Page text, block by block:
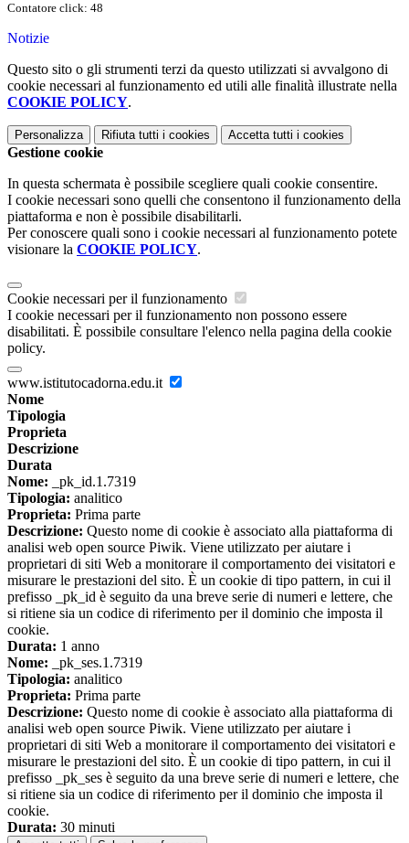
Contatore click: 48
Notizie
Questo sito o gli strumenti terzi da questo utilizzati si avvalgono di
cookie necessari al funzionamento ed utili alle finalità illustrate nella
COOKIE POLICY.
Personalizza Rifiuta tutti i cookies Accetta tutti i cookies
Gestione cookie
In questa schermata è possibile scegliere quali cookie consentire.
I cookie necessari sono quelli che consentono il funzionamento della
piattaforma e non è possibile disabilitarli.
Per conoscere quali sono i cookie necessari al funzionamento potete
visionare la COOKIE POLICY.
Cookie necessari per il funzionamento
I cookie necessari per il funzionamento non possono essere
disabilitati. È possibile consultare l'elenco nella pagina della cookie
policy.
www.istitutocadorna.edu.it
Nome
Tipologia
Proprieta
Descrizione
Durata
Nome: _pk_id.1.7319
Tipologia: analitico
Proprieta: Prima parte
Descrizione: Questo nome di cookie è associato alla piattaforma di
analisi web open source Piwik. Viene utilizzato per aiutare i
proprietari di siti Web a monitorare il comportamento dei visitatori e
misurare le prestazioni del sito. È un cookie di tipo pattern, in cui il
prefisso _pk_id è seguito da una breve serie di numeri e lettere, che
si ritiene sia un codice di riferimento per il dominio che imposta il
cookie.
Durata: 1 anno
Nome: _pk_ses.1.7319
Tipologia: analitico
Proprieta: Prima parte
Descrizione: Questo nome di cookie è associato alla piattaforma di
analisi web open source Piwik. Viene utilizzato per aiutare i
proprietari di siti Web a monitorare il comportamento dei visitatori e
misurare le prestazioni del sito. È un cookie di tipo pattern, in cui il
prefisso _pk_ses è seguito da una breve serie di numeri e lettere, che
si ritiene sia un codice di riferimento per il dominio che imposta il
cookie.
Durata: 30 minuti